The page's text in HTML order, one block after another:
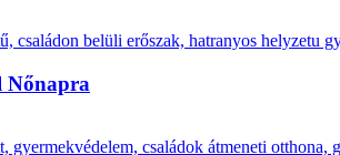
Nőnapra